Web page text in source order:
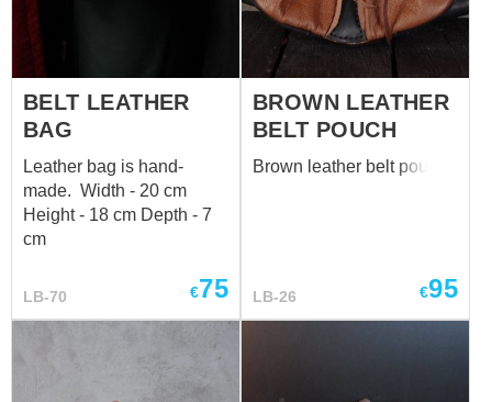
BELT LEATHER
BAG
Leather bag is hand-
made. Width - 20 cm
Height - 18 cm Depth - 7
cm
LB-70 €75
BROWN LEATHER
BELT POUCH
Brown leather belt pouch
LB-26 €95